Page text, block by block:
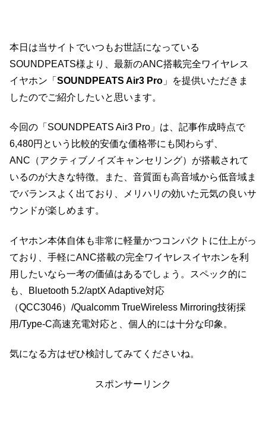
本日は当サイトでいつもお世話になっている
SOUNDPEATS様より、最新のANC搭載完全ワイヤレス
イヤホン「 SOUNDPEATS Air3 Pro 」を提供いただきま
したのでご紹介したいと思います。
今回の「SOUNDPEATS Air3 Pro」は、記事作成時点で
6,480円という比較的安価な価格帯にも関わらず、
ANC（アクティブノイズキャンセリング）が搭載されて
いるのが大きな特徴。また、音質面も高音域から低音域ま
でバランスよく出ており、メリハリの効いた元気の良いサ
ウンドが楽しめます。
イヤホン本体自体も非常に軽量かつコンパクトに仕上がっ
ており、手軽にANC搭載の完全ワイヤレスイヤホンを利
用したいなら一考の価値はあるでしょう。スペック的に
も、Bluetooth 5.2/aptX Adaptive対応
（QCC3046）/Qualcomm TrueWireless Mirroring技術採
用/Type-C高速充電対応と、個人的には十分な印象。
気になる方はぜひ検討してみてくださいね。
スポンサーリンク